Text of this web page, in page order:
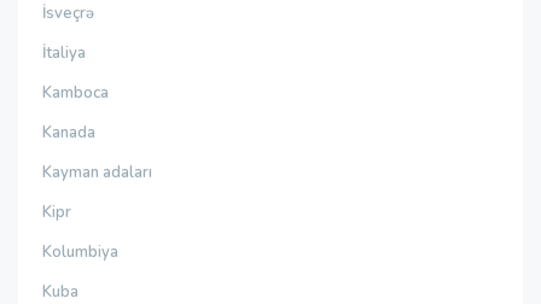
İsveçrə
İtaliya
Kamboca
Kanada
Kayman adaları
Kipr
Kolumbiya
Kuba